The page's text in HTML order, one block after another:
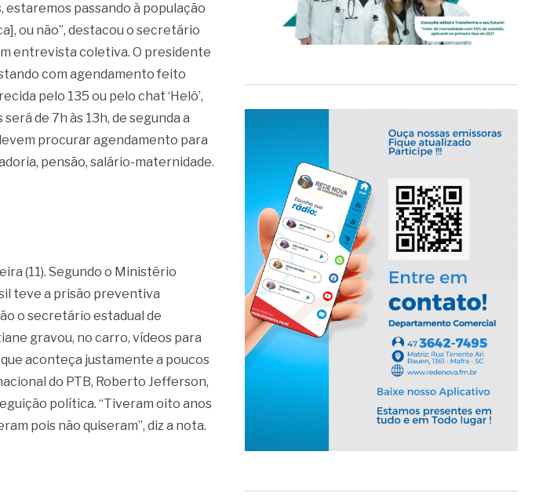
estaremos passando à população
ou não”, destacou o secretário
entrevista coletiva. O presidente
com agendamento feito
pelo 135 ou pelo chat ‘Helô’,
de 7h às 13h, de segunda a
procurar agendamento para
pensão, salário-maternidade.
(11). Segundo o Ministério
teve a prisão preventiva
o secretário estadual de
gravou, no carro, vídeos para
aconteça justamente a poucos
do PTB, Roberto Jefferson,
política. “Tiveram oito anos
pois não quiseram”, diz a nota.